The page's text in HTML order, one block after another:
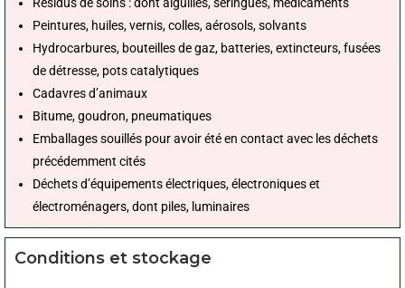
Peintures, huiles, vernis, colles, aérosols, solvants
Hydrocarbures, bouteilles de gaz, batteries, extincteurs, fusées
de détresse, pots catalytiques
Cadavres d’animaux
Bitume, goudron, pneumatiques
Emballages souillés pour avoir été en contact avec les déchets
précédemment cités
Déchets d’équipements électriques, électroniques et
électroménagers, dont piles, luminaires
Conditions et stockage